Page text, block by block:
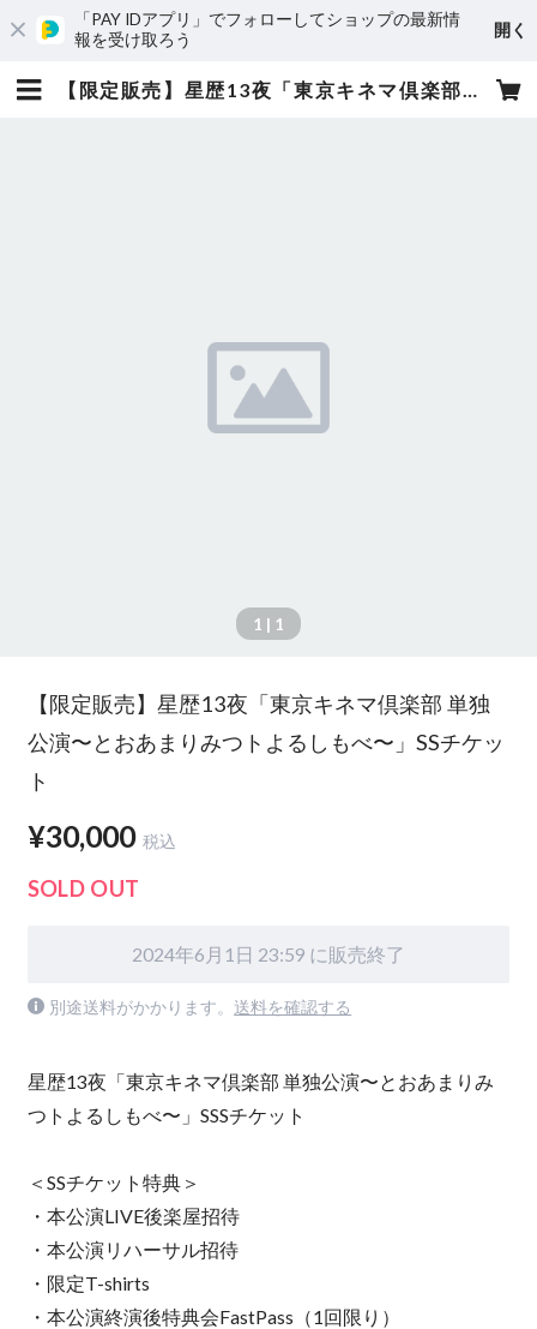
「PAY IDアプリ」でフォローしてショップの最新情
報を受け取ろう
開く
【限定販売】星歴13夜「東京キネマ倶楽部 単独公演〜とおあまりみつトよるしもべ〜」SSチケット | コドモメンタルWEBSHOP
1 | 1
【限定販売】星歴13夜「東京キネマ倶楽部 単独
公演〜とおあまりみつトよるしもべ〜」SSチケッ
ト
¥30,000 税込
SOLD OUT
2024年6月1日 23:59 に販売終了
別途送料がかかります。 送料を確認する
星歴13夜「東京キネマ倶楽部 単独公演〜とおあまりみ
つトよるしもべ〜」SSSチケット
＜SSチケット特典＞
・本公演LIVE後楽屋招待
・本公演リハーサル招待
・限定T-shirts
・本公演終演後特典会FastPass（1回限り）